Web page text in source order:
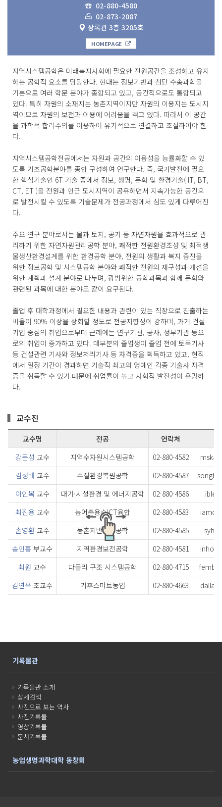
☎ 02-880-4580
02-873-2087
상록관 3층 3205호
HOMEPAGE
지역시스템공학은 미래복지사회에 필요한 전원공간을 조성하고 유지
하는 공학적 요소를 담당한다. 현대는 정보기반과 첨단 수송과학을
기본으로 여러 학문 분야가 종합되고 있고, 공간적으로도 통합되고
있다. 특히 자원의 소재지는 농촌지역이지만 자원의 이용지는 도시지
역이므로 자원의 보전과 이용에 어려움을 겪고 있다. 따라서 이 공간
을 과학적 합리주의를 이용하여 유기적으로 연결하고 조절하여야 한
다.
지역시스템공학전공에서는 자원과 공간의 이용성을 능률화할 수 있
도록 기초공학분야를 종합 구성하여 연구한다. 즉, 국가발전에 필요
한 핵심기술인 6T 기술 중에서 정보, 생명, 문화 및 환경기술( IT, BT,
CT, ET )을 전원과 인근 도시지역이 공유하면서 지속가능한 공간으
로 발전시킬 수 있도록 기술문제가 전공과정에서 심도 있게 다루어진
다.
주요 연구 분야로서는 물과 토지, 공기 등 자연자원을 효과적으로 관
리하기 위한 자연자원관리공학 분야, 쾌적한 전원환경조성 및 최적생
물생산환경설계를 위한 환경공학 분야, 전원의 생활과 복지 증진을
위한 정보공학 및 시스템공학 분야와 쾌적한 전원의 재구성과 개선을
위한 계획과 설계 분야로 나누며, 광범위한 공학과목과 함께 문화와
관련된 과목에 대한 분야도 같이 요구된다.
졸업 후 대학과정에서 필요한 내용과 관련이 있는 직장으로 진출하는
비율이 90% 이상을 상회할 정도로 전공지향성이 강하며, 과거 건설
기업 중심의 취업으로부터 근래에는 연구기관, 공사, 정부기관 등으
로의 취업이 증가하고 있다. 대부분의 졸업생이 졸업 전에 토목기사
등 건설관련 기사와 정보처리기사 등 자격증을 획득하고 있고, 현직
에서 일정 기간이 경과하면 기술직 최고의 영예인 각종 기술사 자격
증을 취득할 수 있기 때문에 취업률이 높고 사회적 발전성이 유망하
다.
교수진
교수명 전공 연락처
강문성 교수 지역수자원시스템공학 02-880-4582
김성배 교수 수질환경복원공학 02-880-4587
이인복 교수 대기·시설환경 및 에너지공학 02-880-4586
최진용 교수 농어촌용수ICT융합 02-880-4583
손영환교수 농촌지반환경공학 02-880-4585
송인홍 부교수 지역환경보전공학 02-880-4581
최원 교수 다물리 구조 시스템공학 02-880-4715
김연욱 조교수 기후스마트농업 02-880-4663
기록물관
기록물관 소개
상세검색
사진으로 보는 역사
사진기록물
영상기록물
문서기록물
농업생명과학대학 동창회